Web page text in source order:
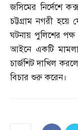
জসিমের নির্দেশে
চট্টগ্রাম নগরী হয়ে
ঘটনায় পুলিশের পক্ষ
আইনে একটি
চার্জশিট দাখিল
বিচার শুরু করেন।